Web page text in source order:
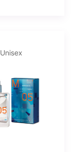
Unisex